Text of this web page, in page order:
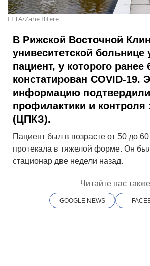
LETA/Zane Bitere
В Рижской Восточной
унивеситетской больнице
пациент, у которого ранее
констатирован COVID-19.
информацию
профилактики и контроля
(ЦПКЗ).
Пациент был в возрасте от 50 до 60
протекала в тяжелой форме. Он
стационар две недели назад.
Читайте нас также
GOOGLE NEWS